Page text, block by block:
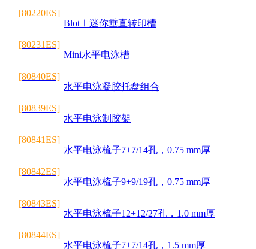
[80220ES]
BlotⅠ迷你垂直转印槽
[80231ES]
Mini水平电泳槽
[80840ES]
水平电泳凝胶托盘组合
[80839ES]
水平电泳制胶架
[80841ES]
水平电泳梳子7+7/14孔，0.75 mm厚
[80842ES]
水平电泳梳子9+9/19孔，0.75 mm厚
[80843ES]
水平电泳梳子12+12/27孔，1.0 mm厚
[80844ES]
水平电泳梳子7+7/14孔，1.5 mm厚